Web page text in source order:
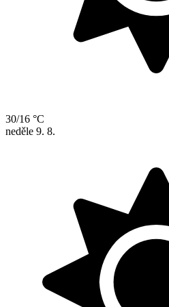
30/16 °C
neděle 9. 8.